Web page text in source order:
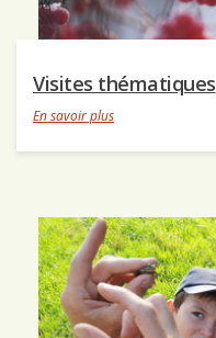
Visites thématiques
En savoir plus